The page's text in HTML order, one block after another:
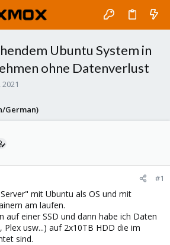
Ubuntu System in
ohne Datenverlust
2021
German)
#1
mit Ubuntu als OS und mit
am laufen.
auf einer SSD und dann habe ich Daten
usw...) auf 2x10TB HDD die im
sind.